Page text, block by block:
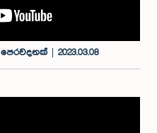
| 2023.03.08